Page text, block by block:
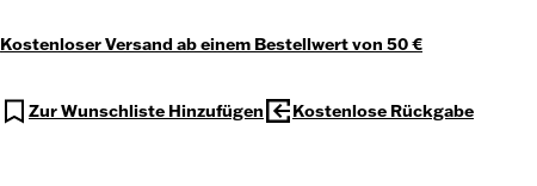
Kostenloser Versand ab einem Bestellwert von 50 €
Zur Wunschliste Hinzufügen Kostenlose Rückgabe